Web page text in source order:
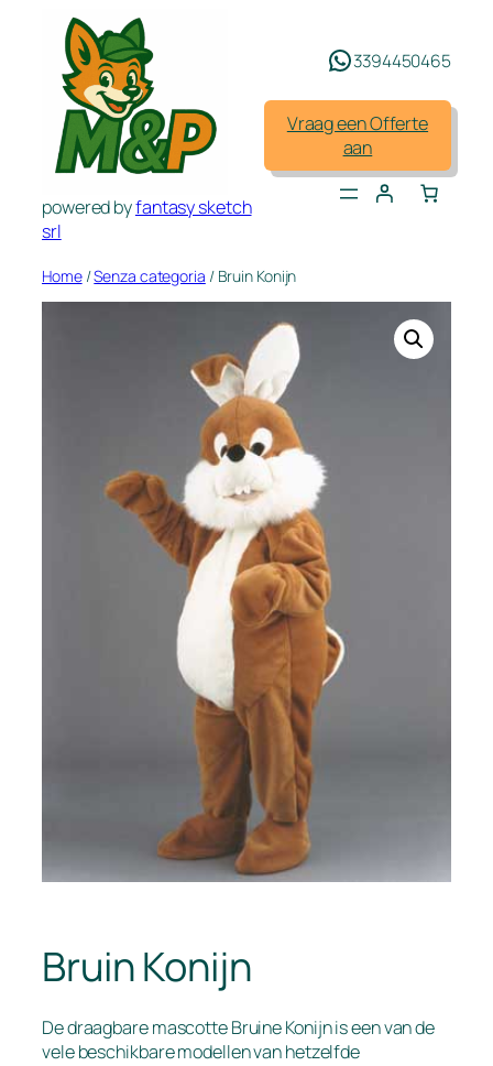
powered byfantasy sketch
srl
3394450465
Vraag een Offerte
aan
Home/Senza categoria / Bruin Konijn
Bruin Konijn
De draagbare mascotte Bruine Konijn is een van de
vele beschikbare modellen van hetzelfde